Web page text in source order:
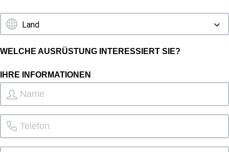
WELCHE AUSRÜSTUNG INTERESSIERT SIE?
IHRE INFORMATIONEN